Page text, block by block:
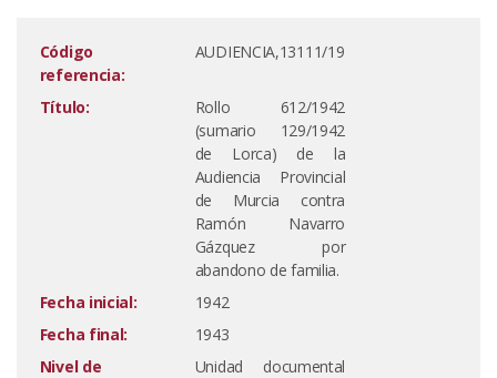
Código
referencia:
AUDIENCIA,13111/19
Título:
Rollo 612/1942
(sumario 129/1942
de Lorca) de la
Audiencia Provincial
de Murcia contra
Ramón Navarro
Gázquez por
abandono de familia.
Fecha inicial:
1942
Fecha final:
1943
Nivel de
Unidad documental